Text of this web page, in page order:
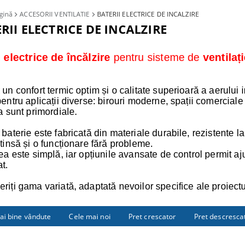
ACCESORII VENTILATIE BATERII ELECTRICE DE INCALZIRE
ELECTRICE DE INCALZIRE
electrice de încălzire pentru sisteme de
confort termic optim și o calitate superioară a
aplicații diverse: birouri moderne, spații
sunt primordiale.
baterie este fabricată din materiale durabile, rezistente
și o funcționare fără probleme.
este simplă, iar opțiunile avansate de control permit
gama variată, adaptată nevoilor specifice ale
bine vândute Cele mai noi Pret crescator Pret